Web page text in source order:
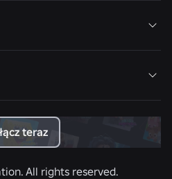
teraz
All rights reserved.